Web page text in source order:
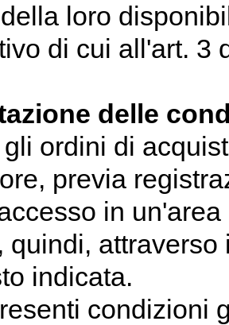
loro
di cui all'art. 3
delle
gli ordini di
previa
in
quindi,
indicata.
condizioni